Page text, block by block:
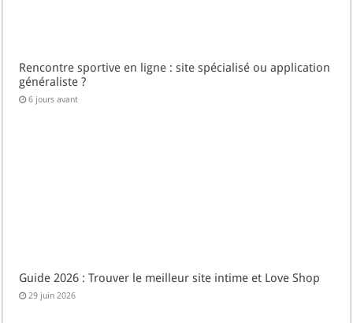
Rencontre sportive en ligne : site spécialisé ou application
généraliste ?
6 jours avant
Guide 2026 : Trouver le meilleur site intime et Love Shop
29 juin 2026